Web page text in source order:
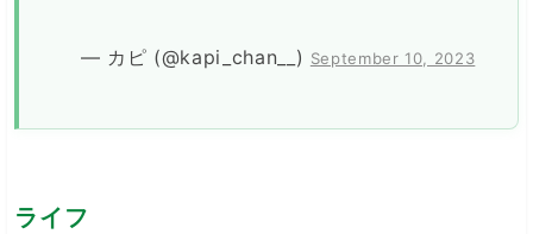
— カピ (@kapi_chan__) September 10, 2023
ライフ